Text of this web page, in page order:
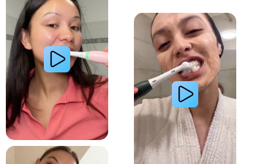
Lire la vidéo : Une jeune femme partage sa
Lire la vidéo : La routine du matin d’une jeune femme avec le système de brosse à dents